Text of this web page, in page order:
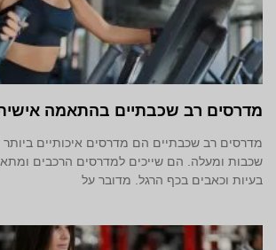
מדרסים רב שכבתיים בהתאמה
מדרסים רב שכבתיים הם מדרסים איכותיים
שכבות ומעלה. הם שייכים למדרסים הרכבים
בעיות וכאבים בכף הרגל. מדובר על